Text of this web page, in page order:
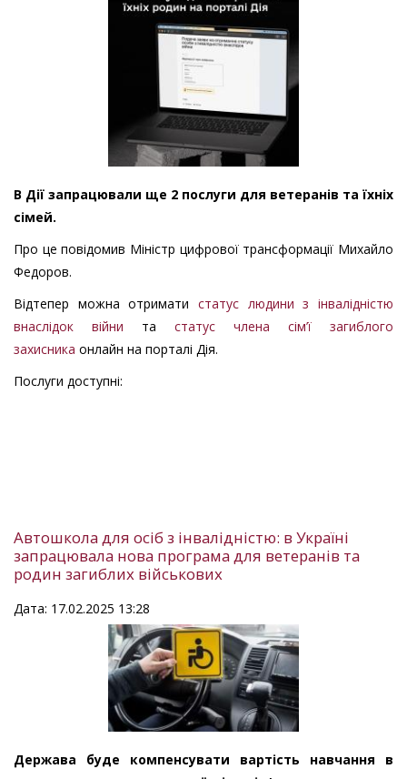
В Дії запрацювали ще 2 послуги для ветеранів та їхніх
сімей.
Про це повідомив Міністр цифрової трансформації Михайло
Федоров.
Відтепер можна отримати статус людини з інвалідністю
внаслідок війни та статус члена сім’ї загиблого
захисника онлайн на порталі Дія.
Послуги доступні:
Автошкола для осіб з інвалідністю: в Україні
запрацювала нова програма для ветеранів та
родин загиблих військових
Дата: 17.02.2025 13:28
Держава буде компенсувати вартість навчання в